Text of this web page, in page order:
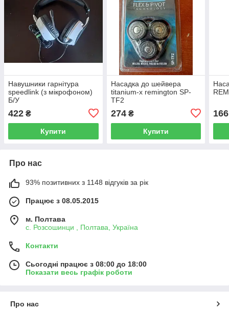
Навушники гарнітура
speedlink (з мікрофоном)
Б/У
422 ₴
Купити
Насадка до шейвера
titanium-x remington SP-
TF2
274₴
Купити
166
Про нас
93% позитивних з 1148 відгуків за рік
Працює з 08.05.2015
м. Полтава
с. Розсошинци , Полтава, Україна
Контакти
Сьогодні працює з 08:00 до 18:00
Показати весь графік роботи
Про нас